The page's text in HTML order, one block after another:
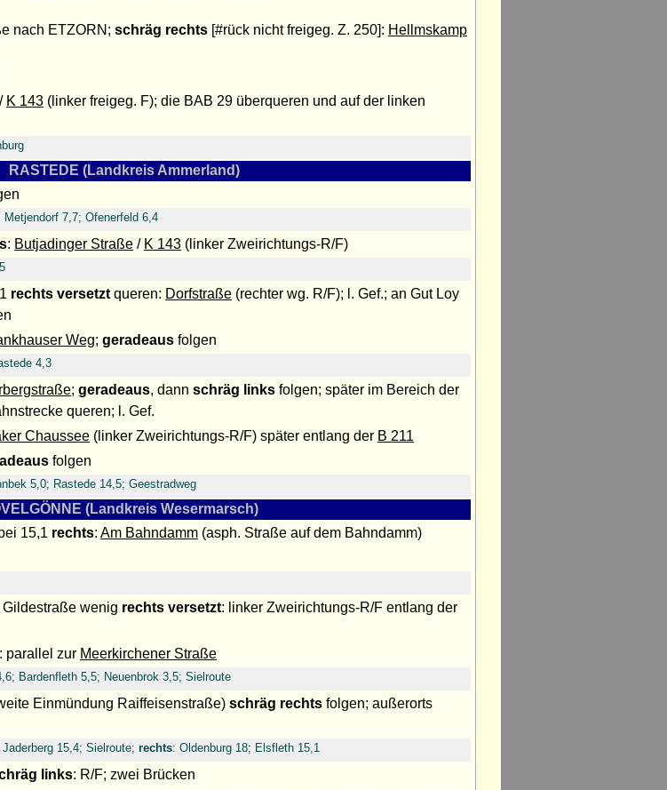
nach ETZORN; schräg rechts [#rück nicht freigeg. Z. 250]: Hellmskamp
/ K 143 (linker freigeg. F); die BAB 29 überqueren und auf der linken
RASTEDE (Landkreis Ammerland)
7,7; Ofenerfeld 6,4
: Butjadinger Straße / K 143 (linker Zweirichtungs-R/F)
rechts versetzt queren: Dorfstraße (rechter wg. R/F); l. Gef.; an Gut Loy
Weg; geradeaus folgen
4,3
; geradeaus, dann schräg links folgen; später im Bereich der
queren; l. Gef.
Chaussee (linker Zweirichtungs-R/F) später entlang der B 211
folgen
5,0; Rastede 14,5; Geestradweg
(Landkreis Wesermarsch)
15,1 rechts: Am Bahndamm (asph. Straße auf dem Bahndamm)
wenig rechts versetzt: linker Zweirichtungs-R/F entlang der
parallel zur Meerkirchener Straße
Bardenfleth 5,5; Neuenbrok 3,5; Sielroute
Einmündung Raiffeisenstraße) schräg rechts folgen; außerorts
15,4; Sielroute; rechts: Oldenburg 18; Elsfleth 15,1
links: R/F; zwei Brücken